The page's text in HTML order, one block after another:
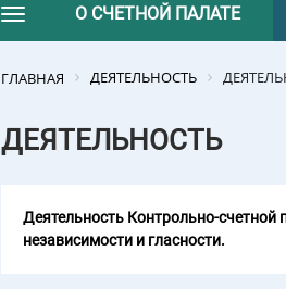
Toggle navigation
О СЧЕТНОЙ ПАЛАТЕ
ГЛАВНАЯ ДЕЯТЕЛЬНОСТЬ
ДЕЯТЕЛЬНОСТЬ
Деятельность Контрольно-
независимости и гласности.